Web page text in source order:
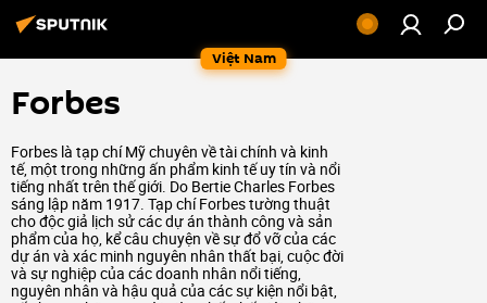
Việt Nam
Forbes
Forbes là tạp chí Mỹ chuyên về tài chính và kinh
tế, một trong những ấn phẩm kinh tế uy tín và nổi
tiếng nhất trên thế giới. Do Bertie Charles Forbes
sáng lập năm 1917. Tạp chí Forbes tường thuật
cho độc giả lịch sử các dự án thành công và sản
phẩm của họ, kể câu chuyện về sự đổ vỡ của các
dự án và xác minh nguyên nhân thất bại, cuộc đời
và sự nghiệp của các doanh nhân nổi tiếng,
nguyên nhân và hậu quả của các sự kiện nổi bật,